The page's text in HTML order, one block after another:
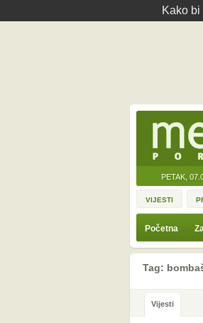
Kako
PETAK,
VIJESTI
Početna
Tag:
Vijesti